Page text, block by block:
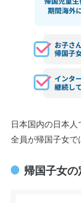
日本国内の日本人
全員が帰国子女で
帰国子女